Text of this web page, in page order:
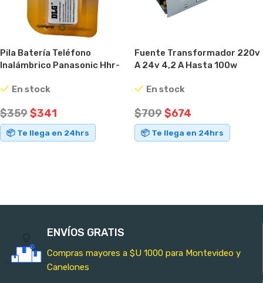
Pila Batería Teléfono
Inalámbrico Panasonic Hhr-
En stock
$359$341
📦 Te llega en 24hrs
Fuente Transformador 220v
A 24v 4,2 A Hasta 100w
En stock
$709$674
📦 Te llega en 24hrs
ENVÍOS GRATIS
Compras mayores a $U 1000 para Montevideo y
Canelones